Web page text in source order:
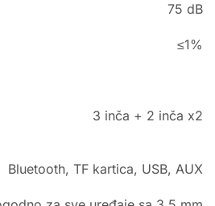
75 dB
≤1%
3 inča + 2 inča x2
Bluetooth, TF kartica, USB, AUX